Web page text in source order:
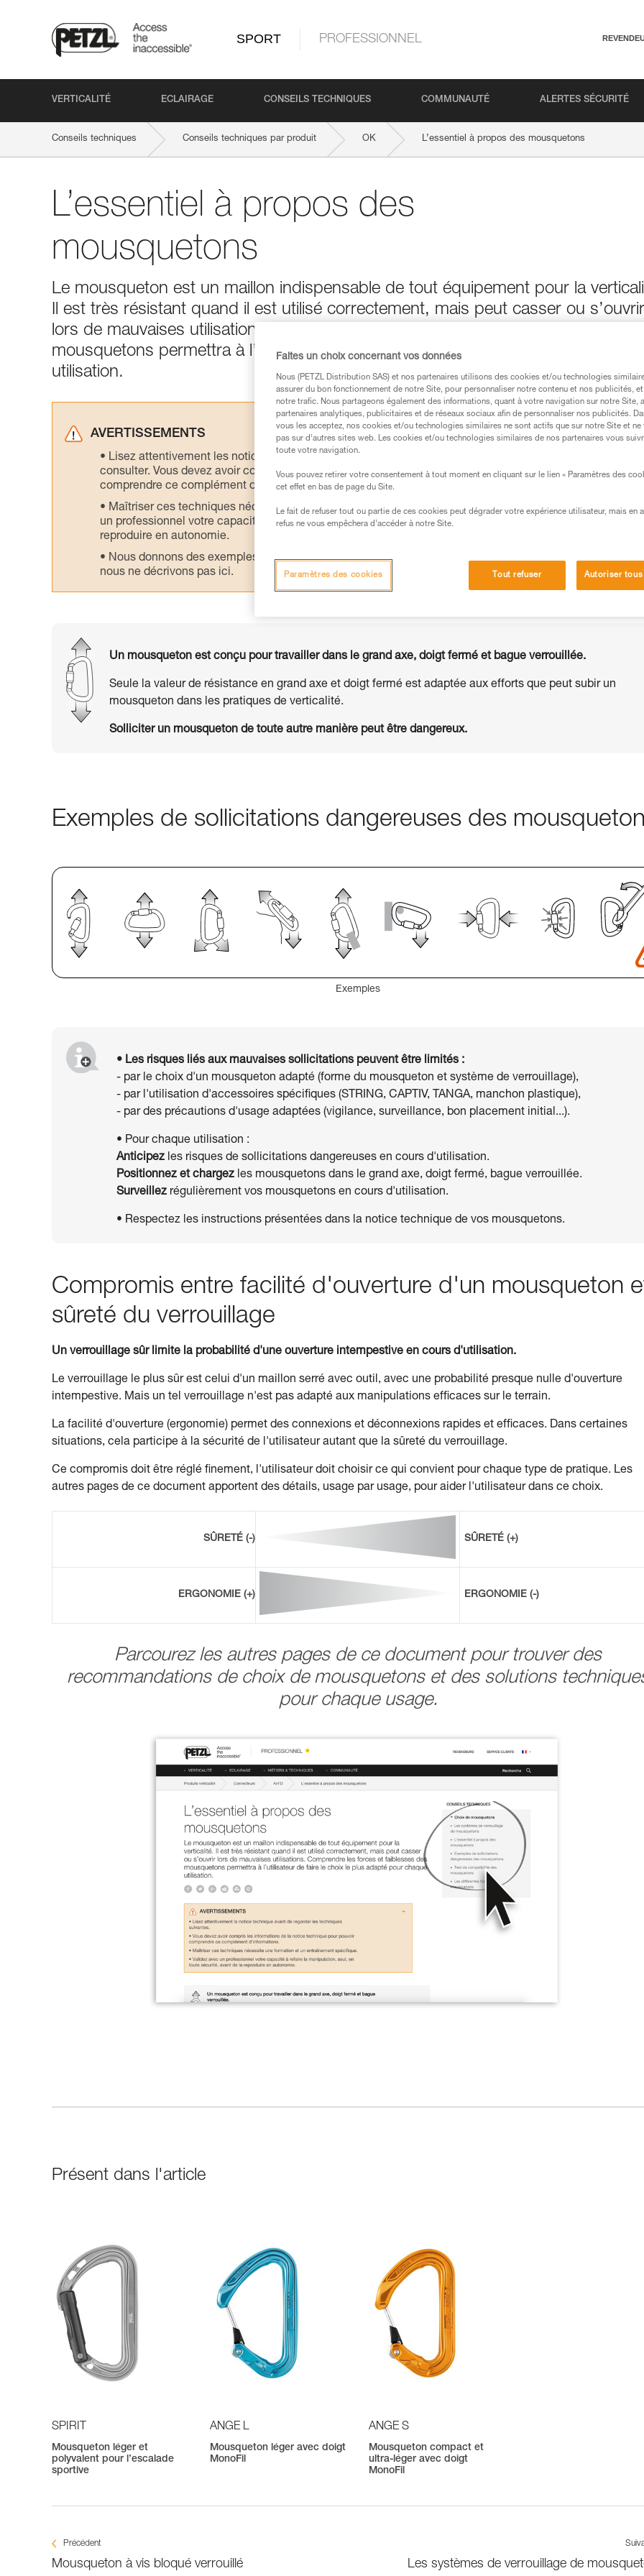
SPORT PROFESSIONNEL
VERTICALITÉ ECLAIRAGE CONSEILS TECHNIQUES COMMUNAUTÉ ALERTES SÉCURITÉ
Conseils techniques Conseils techniques par produit OK L’essentiel à propos des mousquetons
L’essentiel à propos des
mousquetons
Le mousqueton est un maillon indispensable de tout équipement pour la
Il est très résistant quand il est utilisé correctement, mais peut casser ou s’ouvrir
lors de mauvaises utilisations. Comprendre les forces et faiblesses des
mousquetons permettra à l’utilisateur de faire le choix le plus adapté pour
utilisation.
AVERTISSEMENTS
Lisez attentivement les notices techniques des produits utilisés dans ce conseil avant de le
consulter. Vous devez avoir compris les informations de la notice technique pour pouvoir
comprendre ce complément d’informations.
Maîtriser ces techniques nécessite une formation et un entraînement spécifique. Validez avec
un professionnel votre capacité à refaire la manipulation, seul, en toute sécurité, avant de la
reproduire en autonomie.
Nous donnons des exemples de techniques liées à votre activité. Il peut en exister d’autres que
nous ne décrivons pas ici.
Un mousqueton est conçu pour travailler dans le grand axe, doigt fermé et bague verrouillée.
Seule la valeur de résistance en grand axe et doigt fermé est adaptée aux efforts que peut subir un
mousqueton dans les pratiques de verticalité.
Solliciter un mousqueton de toute autre manière peut être dangereux.
Exemples de sollicitations dangereuses des
Exemples
• Les risques liés aux mauvaises sollicitations peuvent être limités :
- par le choix d'un mousqueton adapté (forme du mousqueton et système de verrouillage),
- par l'utilisation d'accessoires spécifiques (STRING, CAPTIV, TANGA, manchon plastique),
- par des précautions d'usage adaptées (vigilance, surveillance, bon placement initial...).
• Pour chaque utilisation :
Anticipez les risques de sollicitations dangereuses en cours d'utilisation.
Positionnez et chargez les mousquetons dans le grand axe, doigt fermé, bague verrouillée.
Surveillez régulièrement vos mousquetons en cours d'utilisation.
• Respectez les instructions présentées dans la notice technique de vos mousquetons.
Compromis entre facilité d'ouverture d'un mousqueton
sûreté du verrouillage
Un verrouillage sûr limite la probabilité d'une ouverture intempestive en cours d'utilisation.
Le verrouillage le plus sûr est celui d'un maillon serré avec outil, avec une probabilité presque nulle d'ouverture
intempestive. Mais un tel verrouillage n'est pas adapté aux manipulations efficaces sur le terrain.
La facilité d'ouverture (ergonomie) permet des connexions et déconnexions rapides et efficaces. Dans certaines
situations, cela participe à la sécurité de l'utilisateur autant que la sûreté du verrouillage.
Ce compromis doit être réglé finement, l'utilisateur doit choisir ce qui convient pour chaque type de pratique. Les
autres pages de ce document apportent des détails, usage par usage, pour aider l'utilisateur dans ce choix.
SÛRETÉ (-) SÛRETÉ (+)
ERGONOMIE (+) ERGONOMIE (-)
Parcourez les autres pages de ce document pour trouver des
recommandations de choix de mousquetons et des solutions
pour chaque usage.
Présent dans l'article
SPIRIT
Mousqueton léger et
polyvalent pour l’escalade
sportive
ANGE L
Mousqueton léger avec doigt
MonoFil
ANGE S
Mousqueton compact et
ultra-léger avec doigt
MonoFil
Précédent
Mousqueton à vis bloqué verrouillé Les systèmes de verrouillage de
Faites un choix concernant vos données
Nous (PETZL Distribution SAS) et nos partenaires utilisons des cookies et/ou technologies
assurer du bon fonctionnement de notre Site, pour personnaliser notre contenu et nos publicités,
notre trafic. Nous partageons également des informations, quant à votre navigation sur notre Site,
partenaires analytiques, publicitaires et de réseaux sociaux afin de personnaliser nos publicités.
vous les acceptez, nos cookies et/ou technologies similaires ne sont actifs que sur notre Site et ne
pas sur d’autres sites web. Les cookies et/ou technologies similaires de nos partenaires vous
toute votre navigation.
Vous pouvez retirer votre consentement à tout moment en cliquant sur le lien « Paramètres des
cet effet en bas de page du Site.
Le fait de refuser tout ou partie de ces cookies peut dégrader votre expérience utilisateur, mais en
refus ne vous empêchera d’accéder à notre Site.
Tout refuser Autoriser
Paramètres des cookies